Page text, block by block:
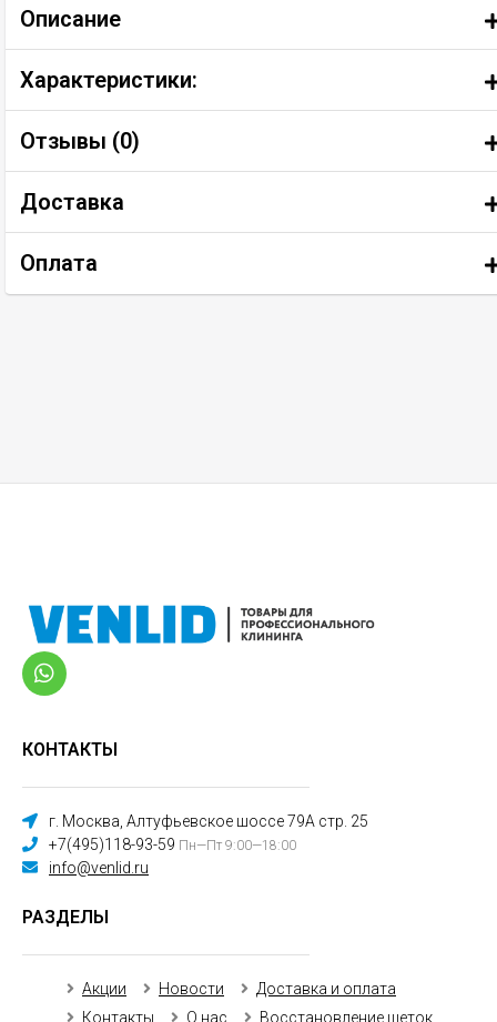
Описание
Характеристики:
Отзывы (0)
Доставка
Оплата
КОНТАКТЫ
г. Москва, Алтуфьевское шоссе 79А стр. 25
+7(495)118-93-59 Пн—Пт 9:00—18:00
info@venlid.ru
РАЗДЕЛЫ
Акции Новости
Доставка и оплата
Контакты
О нас Восстановление щеток